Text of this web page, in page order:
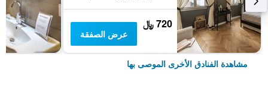
720 ﷼
عرض الصفقة
مشاهدة الفنادق الأخرى الموصى بها